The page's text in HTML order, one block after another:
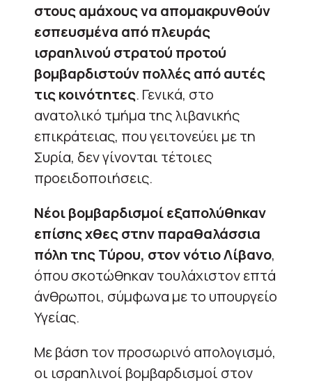
στους αμάχους να απομακρυνθούν
εσπευσμένα από πλευράς
ισραηλινού στρατού προτού
βομβαρδιστούν πολλές από αυτές
τις κοινότητες. Γενικά, στο
ανατολικό τμήμα της λιβανικής
επικράτειας, που γειτονεύει με τη
Συρία, δεν γίνονται τέτοιες
προειδοποιήσεις.
Νέοι βομβαρδισμοί εξαπολύθηκαν
επίσης χθες στην παραθαλάσσια
πόλη της Τύρου, στον νότιο Λίβανο,
όπου σκοτώθηκαν τουλάχιστον επτά
άνθρωποι, σύμφωνα με το υπουργείο
Υγείας.
Με βάση τον προσωρινό απολογισμό,
οι ισραηλινοί βομβαρδισμοί στον